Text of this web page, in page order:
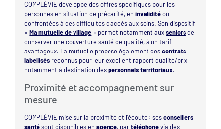
COMPLÉVIE développe des offres spécifiques pour les
personnes en situation de précarité, eninvaliditéou
confrontées à des difficultés d’accès aux soins. Son dispositif
«Ma mutuelle de village » permet notamment auxseniorsde
conserver une couverture santé de qualité, à un tarif
avantageux. La mutuelle propose également descontrats
labellisés reconnus pour leur excellent rapport qualité/prix,
notamment à destination despersonnels territoriaux.
Proximité et accompagnement sur
mesure
COMPLÉVIE mise sur la proximité et l’écoute : sesconseillers
santésont disponibles enagence, partéléphonevia des